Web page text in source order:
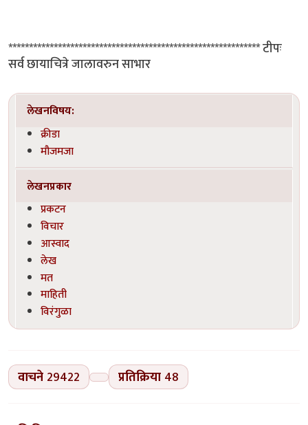
************************************************************* टीपः
सर्व छायाचित्रे जालावरुन साभार
लेखनविषय:
क्रीडा
मौजमजा
लेखनप्रकार
प्रकटन
विचार
आस्वाद
लेख
मत
माहिती
विरंगुळा
वाचने 29422 प्रतिक्रिया 48